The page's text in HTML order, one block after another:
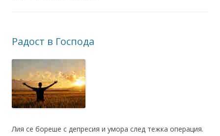
Радост в Господа
Лия се бореше с депресия и умора след тежка операция.